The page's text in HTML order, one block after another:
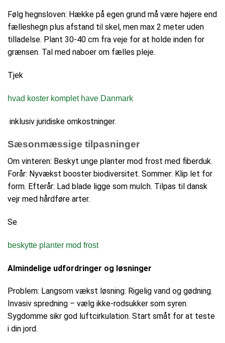
Følg hegnsloven: Hække på egen grund må være højere end
fælleshegn plus afstand til skel, men max 2 meter uden
tilladelse. Plant 30-40 cm fra veje for at holde inden for
grænsen. Tal med naboer om fælles pleje.​
Tjek
hvad koster komplet have Danmark
inklusiv juridiske omkostninger.
Sæsonmæssige tilpasninger
Om vinteren: Beskyt unge planter mod frost med fiberduk.
Forår: Nyvækst booster biodiversitet. Sommer: Klip let for
form. Efterår: Lad blade ligge som mulch. Tilpas til dansk
vejr med hårdføre arter.
Se
beskytte planter mod frost
Almindelige udfordringer og løsninger
Problem: Langsom vækst løsning: Rigelig vand og gødning.
Invasiv spredning – vælg ikke-rodsukker som syren.
Sygdomme sikr god luftcirkulation. Start småt for at teste
i din jord.